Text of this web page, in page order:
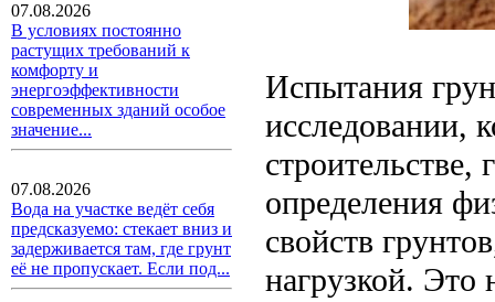
07.08.2026
В условиях постоянно
растущих требований к
комфорту и
энергоэффективности
современных зданий особое
значение...
07.08.2026
Вода на участке ведёт себя
предсказуемо: стекает вниз и
задерживается там, где грунт
её не пропускает. Если под...
Испытания
исследовании,
определения
свойств
нагрузкой. Это